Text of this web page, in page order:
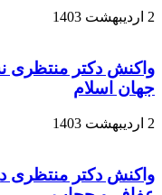
2 اردیبهشت 1403
واکنش دکتر منتظری
جهان اسلام
2 اردیبهشت 1403
واکنش دکتر منتظری